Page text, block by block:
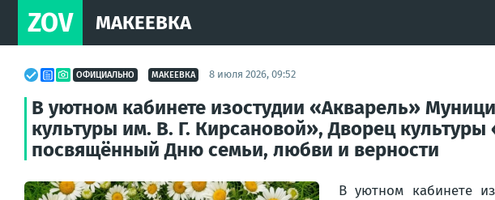
ZOV МАКЕЕВКА
ОФИЦИАЛЬНО МАКЕЕВКА 8 июля 2026, 09:52
В уютном кабинете изостудии «Акварель»
культуры им. В. Г. Кирсановой», Дворец
посвящённый Дню семьи, любви и верности
В уютном кабинете